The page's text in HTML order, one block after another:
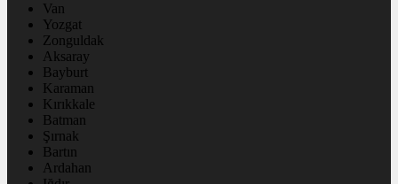
Van
Yozgat
Zonguldak
Aksaray
Bayburt
Karaman
Kırıkkale
Batman
Şırnak
Bartın
Ardahan